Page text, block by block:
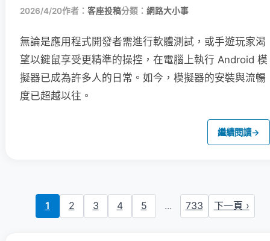
2026/4/20作者： 客座投稿分類： 網路大小事
無論是應用程式開發者需進行軟體測試，或手遊玩家渴
望以鍵鼠享受更精準的操控，在電腦上執行 Android 模
擬器已成為許多人的日常。如今，模擬器的安裝與流暢
度已超越以往。
繼續閱讀→
1 2 3 4 5 ... 733 下一頁 ›